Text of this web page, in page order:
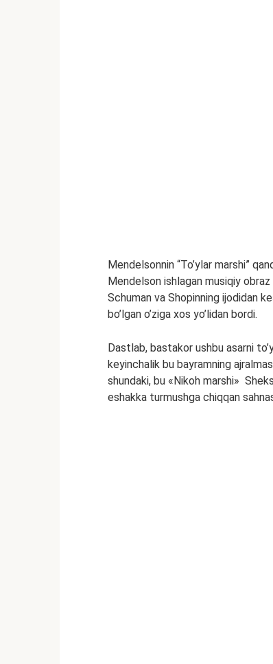
Mendelsonnin “To’ylar marshi”
Mendelson ishlagan musiqiy
Schuman va Shopinning ijodidan
bo’lgan o’ziga xos yo’lidan bordi.
Dastlab, bastakor ushbu asarni
keyinchalik bu bayramning
shundaki, bu «Nikoh marshi»
eshakka turmushga chiqqan